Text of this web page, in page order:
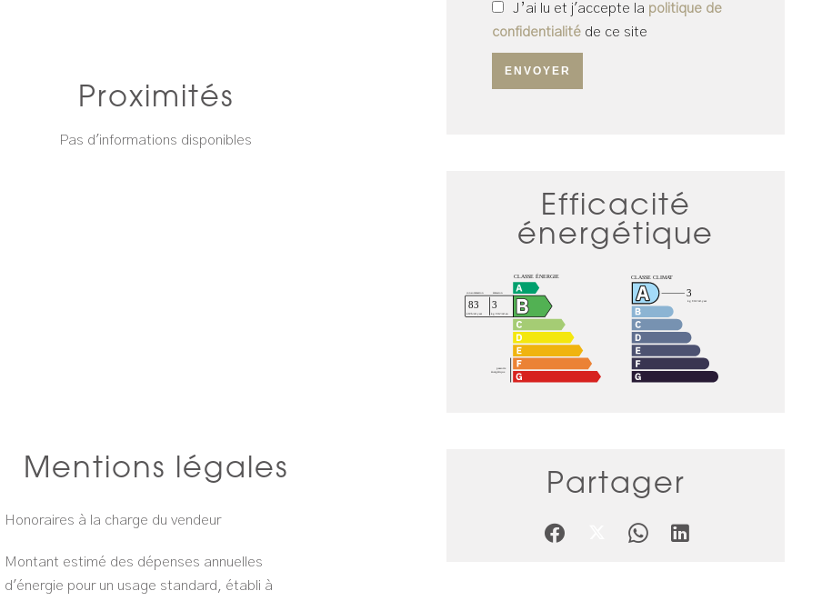
Proximités
Pas d'informations disponibles
Mentions légales
Honoraires à la charge du vendeur
Montant estimé des dépenses annuelles
d'énergie pour un usage standard, établi à
J’ai lu et j'accepte la politique de
confidentialité de ce site
ENVOYER
Efficacité
énergétique
Partager